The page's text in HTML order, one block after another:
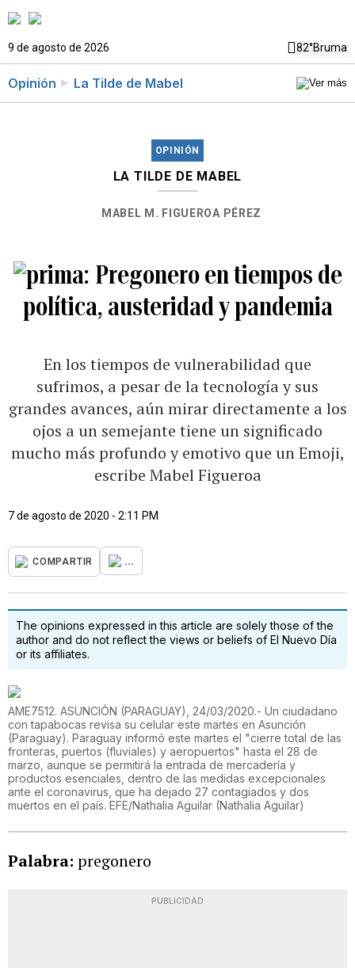
9 de agosto de 2026 82°Bruma
Opinión La Tilde de Mabel
OPINIÓN
LA TILDE DE MABEL
MABEL M. FIGUEROA PÉREZ
Pregonero en tiempos de
política, austeridad y pandemia
En los tiempos de vulnerabilidad que
sufrimos, a pesar de la tecnología y sus
grandes avances, aún mirar directamente a los
ojos a un semejante tiene un significado
mucho más profundo y emotivo que un Emoji,
escribe Mabel Figueroa
7 de agosto de 2020 - 2:11 PM
COMPARTIR ...
The opinions expressed in this article are solely those of the
author and do not reflect the views or beliefs of El Nuevo Día
or its affiliates.
AME7512. ASUNCIÓN (PARAGUAY), 24/03/2020.- Un ciudadano
con tapabocas revisa su celular este martes en Asunción
(Paraguay). Paraguay informó este martes el "cierre total de las
fronteras, puertos (fluviales) y aeropuertos" hasta el 28 de
marzo, aunque se permitirá la entrada de mercadería y
productos esenciales, dentro de las medidas excepcionales
ante el coronavirus, que ha dejado 27 contagiados y dos
muertos en el país. EFE/Nathalia Aguilar (Nathalia Aguilar)
Palabra: pregonero
PUBLICIDAD